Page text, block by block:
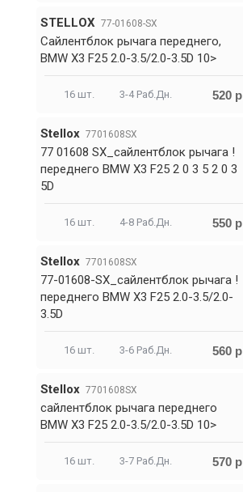
STELLOX 77-01608-SX
Сайлентблок рычага переднего,
BMW X3 F25 2.0-3.5/2.0-3.5D 10>
16 шт. 3-4 Раб.Дн. 520 р
Stellox 7701608SX
77 01608 SX_сайлентблок рычага !
переднего BMW X3 F25 2 0 3 5 2 0 3
5D
16 шт. 4-8 Раб.Дн. 550 р
Stellox 7701608SX
77-01608-SX_сайлентблок рычага !
переднего BMW X3 F25 2.0-3.5/2.0-
3.5D
16 шт. 3-6 Раб.Дн. 560 р
Stellox 7701608SX
сайлентблок рычага переднего
BMW X3 F25 2.0-3.5/2.0-3.5D 10>
16 шт. 3-7 Раб.Дн. 570 р